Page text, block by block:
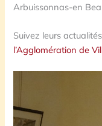
Arbuissonnas-en
Suivez leurs
l’Agglomération de